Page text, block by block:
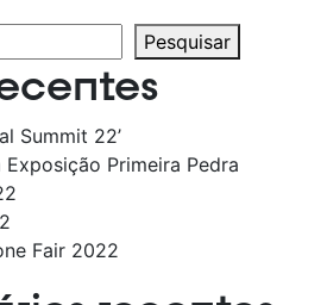
Pesquisar
Summit 22’
Exposição Primeira Pedra
Fair 2022